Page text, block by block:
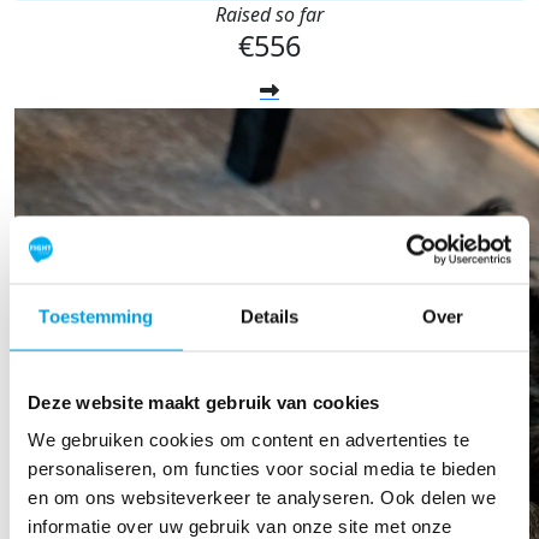
Toestemming Details Over
Deze website maakt gebruik van cookies
We gebruiken cookies om content en advertenties te
personaliseren, om functies voor social media te bieden
en om ons websiteverkeer te analyseren. Ook delen we
informatie over uw gebruik van onze site met onze
Raised so far
€556